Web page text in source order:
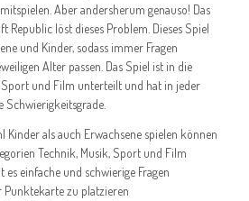
Aber andersherum genauso! Das
Republic löst dieses Problem. Dieses Spiel
und Kinder, sodass immer Fragen
Alter passen. Das Spiel ist in die
Sport und Film unterteilt und hat in jeder
Schwierigkeitsgrade.
Kinder als auch Erwachsene spielen können
Technik, Musik, Sport und Film
es einfache und schwierige Fragen
Punktekarte zu platzieren